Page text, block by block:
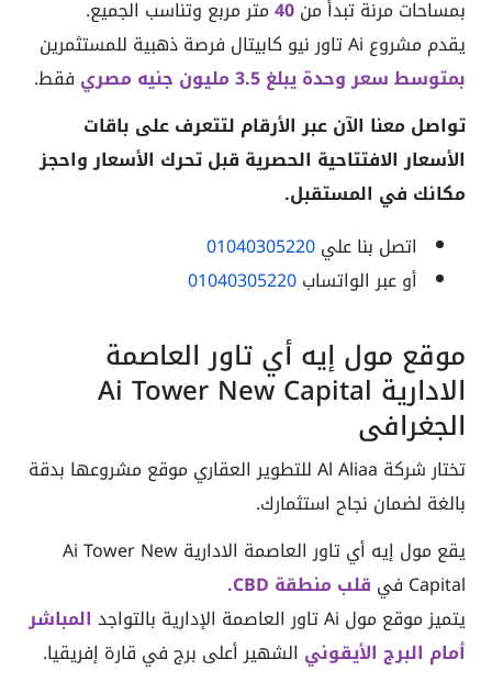
بمساحات مرنة تبدأ من40متر مربع وتناسب الجميع.
يقدم مشروع Ai تاور نيو كابيتال فرصة ذهبية للمستثمرين
بمتوسط سعر وحدة يبلغ 3.5 مليون جنيه مصري
فقط.
تواصل معنا الآن عبر الأرقام لتتعرف على باقات
الأسعار الافتتاحية الحصرية قبل تحرك الأسعار واحجز
مكانك في المستقبل.
اتصل بنا علي01040305220
أو عبر الواتساب01040305220
موقع مول إيه أي تاور العاصمة
الادارية Ai Tower New Capital
الجغرافي
تختار شركة Al Aliaa للتطوير العقاري موقع مشروعها بدقة
بالغة لضمان نجاح استثمارك.
يقع مول إيه أي تاور العاصمة الادارية Ai Tower New
Capital في
قلب منطقة CBD.
يتميز موقع مول Ai تاور العاصمة الإدارية بالتواجد
المباشر
أمام البرج الأيقوني الشهير أعلى برج في قارة إفريقيا.